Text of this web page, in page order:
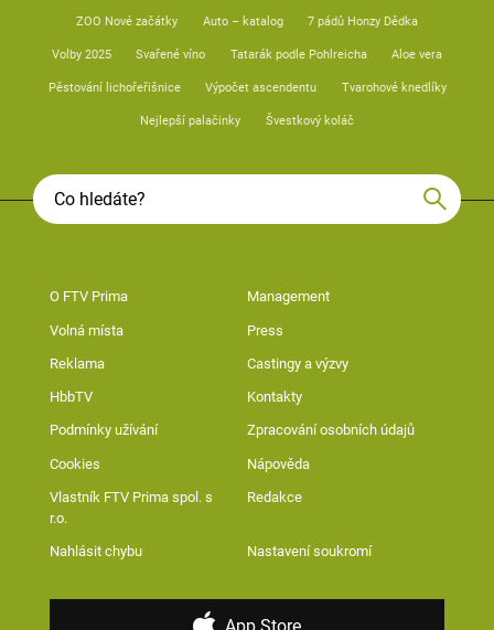
ZOO Nové začátky Auto – katalog 7 pádů Honzy Dědka
Volby 2025 Svařené víno Tatarák podle Pohlreicha Aloe vera
Pěstování lichořeřišnice Výpočet ascendentu Tvarohové knedlíky
Nejlepší palačinky Švestkový koláč
O FTV Prima Management
Volná místa Press
Reklama Castingy a výzvy
HbbTV Kontakty
Podmínky užívání Zpracování osobních údajů
Cookies Nápověda
Vlastník FTV Prima spol. s
r.o.
Redakce
Nahlásit chybu Nastavení soukromí